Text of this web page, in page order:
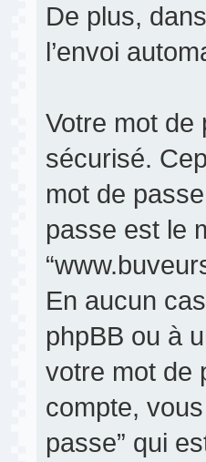
De plus,
l’envoi
Votre mot de
sécurisé.
mot de
passe est le
En aucun
phpBB ou à
votre mot de
compte,
passe” qui